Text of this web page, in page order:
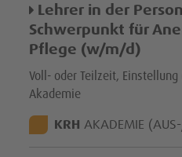
Lehrer in der
Schwerpunkt für
Pflege (w/m/d)
Voll- oder Teilzeit,
Akademie
STANDORT:
KRH AKADEMIE